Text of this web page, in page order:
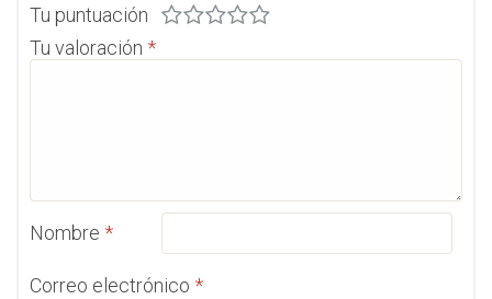
Tu puntuación
Tu valoración *
Nombre *
Correo electrónico *